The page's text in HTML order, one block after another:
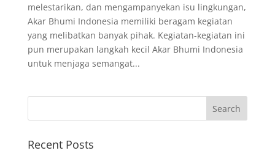
melestarikan, dan mengampanyekan isu lingkungan,
Akar Bhumi Indonesia memiliki beragam kegiatan
yang melibatkan banyak pihak. Kegiatan-kegiatan ini
pun merupakan langkah kecil Akar Bhumi Indonesia
untuk menjaga semangat...
Recent Posts